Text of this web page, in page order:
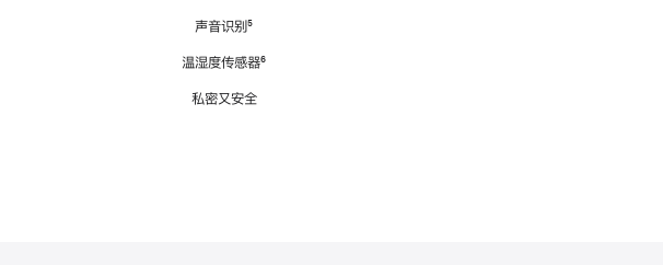
声音识别脚
⁵
温湿度传感器脚
⁶
私密又安全